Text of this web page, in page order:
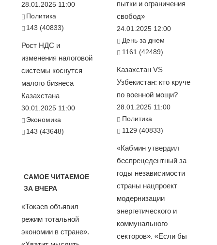
28.01.2025 11:00
Политика
143 (40833)
Рост НДС и
изменения налоговой
системы коснутся
малого бизнеса
Казахстана
30.01.2025 11:00
Экономика
143 (43648)
САМОЕ ЧИТАЕМОЕ
ЗА ВЧЕРА
«Токаев объявил
режим тотальной
экономии в стране».
пытки и ограничения
свобод»
24.01.2025 12:00
День за днем
1161 (42489)
Казахстан VS
Узбекистан: кто круче
по военной мощи?
28.01.2025 11:00
Политика
1129 (40833)
«Кабмин утвердил
беспрецедентный за
годы независимости
страны нацпроект
модернизации
энергетического и
коммунального
секторов». «Если бы